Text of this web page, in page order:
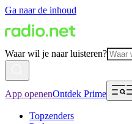
Ga naar de inhoud
Waar wil je naar luisteren?
App openenOntdek Prime
Topzenders